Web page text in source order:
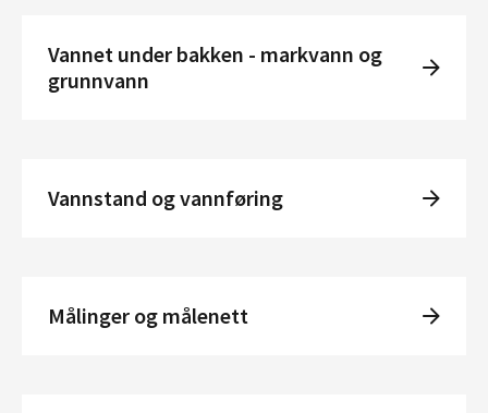
Vannet under bakken - markvann og
grunnvann
Vannstand og vannføring
Målinger og målenett